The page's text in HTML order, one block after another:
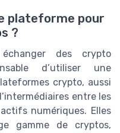
plateforme pour
?
des crypto
d’utiliser une
crypto, aussi
entre les
numériques. Elles
gamme de cryptos,